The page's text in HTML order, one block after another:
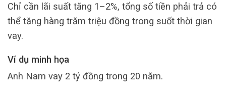
Chỉ cần lãi suất tăng 1–2%, tổng số tiền phải trả có
thể tăng hàng trăm triệu đồng trong suốt thời gian
vay.
Ví dụ minh họa
Anh Nam vay 2 tỷ đồng trong 20 năm.